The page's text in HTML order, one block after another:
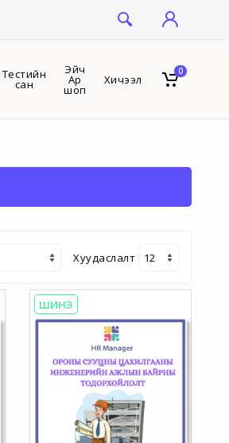
Тестийн
сан
Эйч
Ар
шоп
Хичээл
0
Хуудаслалт
ШИНЭ